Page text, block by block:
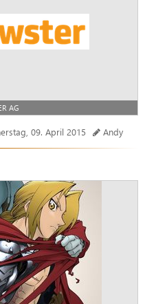
AG
09. April 2015 Andy